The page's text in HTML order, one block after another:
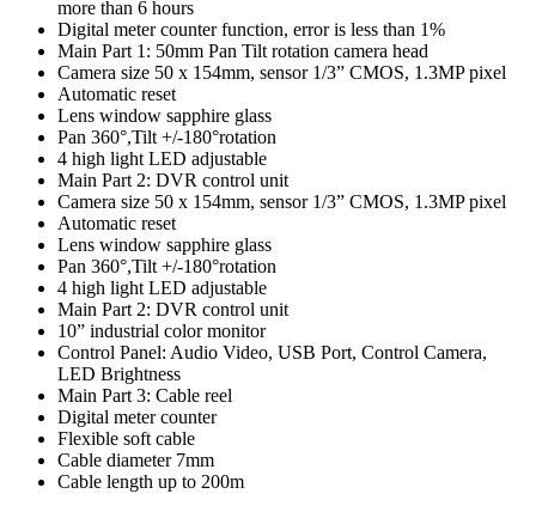
more than 6 hours
Digital meter counter function, error is less than 1%
Main Part 1: 50mm Pan Tilt rotation camera head
Camera size 50 x 154mm, sensor 1/3” CMOS, 1.3MP pixel
Automatic reset
Lens window sapphire glass
Pan 360°,Tilt +/-180°rotation
4 high light LED adjustable
Main Part 2: DVR control unit
Camera size 50 x 154mm, sensor 1/3” CMOS, 1.3MP pixel
Automatic reset
Lens window sapphire glass
Pan 360°,Tilt +/-180°rotation
4 high light LED adjustable
Main Part 2: DVR control unit
10” industrial color monitor
Control Panel: Audio Video, USB Port, Control Camera,
LED Brightness
Main Part 3: Cable reel
Digital meter counter
Flexible soft cable
Cable diameter 7mm
Cable length up to 200m